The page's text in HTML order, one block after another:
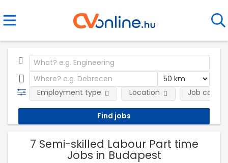
Employment type Location Job
7 Semi-skilled Labour Part time
Jobs in Budapest